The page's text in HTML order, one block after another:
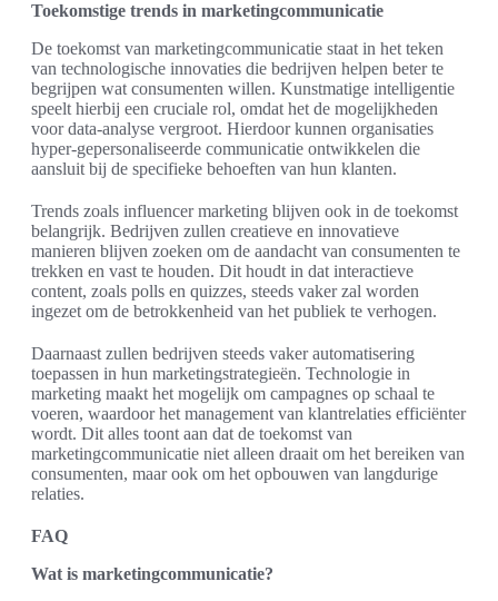
Toekomstige trends in marketingcommunicatie
De toekomst van marketingcommunicatie staat in het teken
van technologische innovaties die bedrijven helpen beter te
begrijpen wat consumenten willen. Kunstmatige intelligentie
speelt hierbij een cruciale rol, omdat het de mogelijkheden
voor data-analyse vergroot. Hierdoor kunnen organisaties
hyper-gepersonaliseerde communicatie ontwikkelen die
aansluit bij de specifieke behoeften van hun klanten.
Trends zoals influencer marketing blijven ook in de toekomst
belangrijk. Bedrijven zullen creatieve en innovatieve
manieren blijven zoeken om de aandacht van consumenten te
trekken en vast te houden. Dit houdt in dat interactieve
content, zoals polls en quizzes, steeds vaker zal worden
ingezet om de betrokkenheid van het publiek te verhogen.
Daarnaast zullen bedrijven steeds vaker automatisering
toepassen in hun marketingstrategieën. Technologie in
marketing maakt het mogelijk om campagnes op schaal te
voeren, waardoor het management van klantrelaties efficiënter
wordt. Dit alles toont aan dat de toekomst van
marketingcommunicatie niet alleen draait om het bereiken van
consumenten, maar ook om het opbouwen van langdurige
relaties.
FAQ
Wat is marketingcommunicatie?